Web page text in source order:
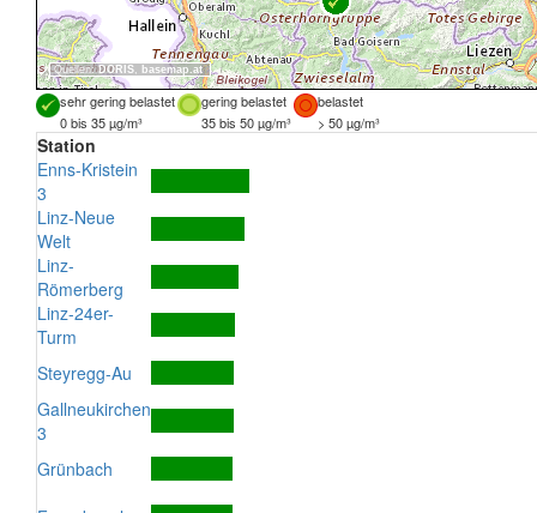
Quellen:DORIS, basemap.at
sehr gering belastet gering belastet
belastet
0 bis 35 µg/m³
35 bis 50 µg/m³ > 50 µg/m³
Station
Enns-Kristein
3
Linz-Neue
Welt
Linz-
Römerberg
Linz-24er-
Turm
Steyregg-Au
Gallneukirchen
3
Grünbach